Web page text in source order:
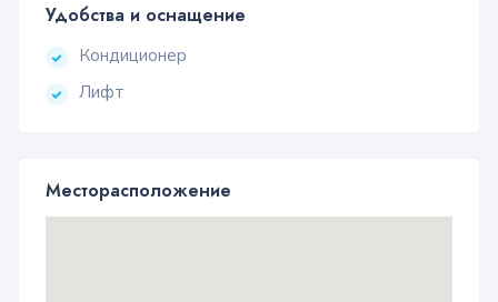
Удобства и оснащение
Кондиционер
Лифт
Месторасположение